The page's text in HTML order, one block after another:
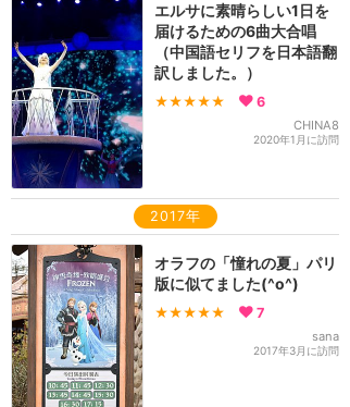
エルサに素晴らしい1日を
届けるための6曲大合唱
（中国語セリフを日本語翻
訳しました。）
★★★★★ 6
CHINA8
2020年1月に訪問
2017年
オラフの「憧れの夏」パリ
版に似てました(^o^)
★★★★★ 7
sana
2017年3月に訪問